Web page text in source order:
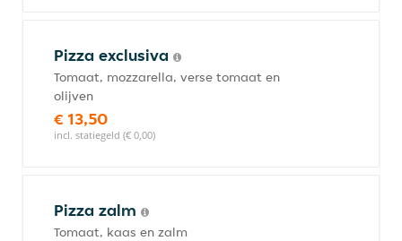
Pizza exclusiva
Tomaat, mozzarella, verse tomaat en
olijven
€ 13,50
incl. statiegeld (€ 0,00)
Pizza zalm
Tomaat, kaas en zalm